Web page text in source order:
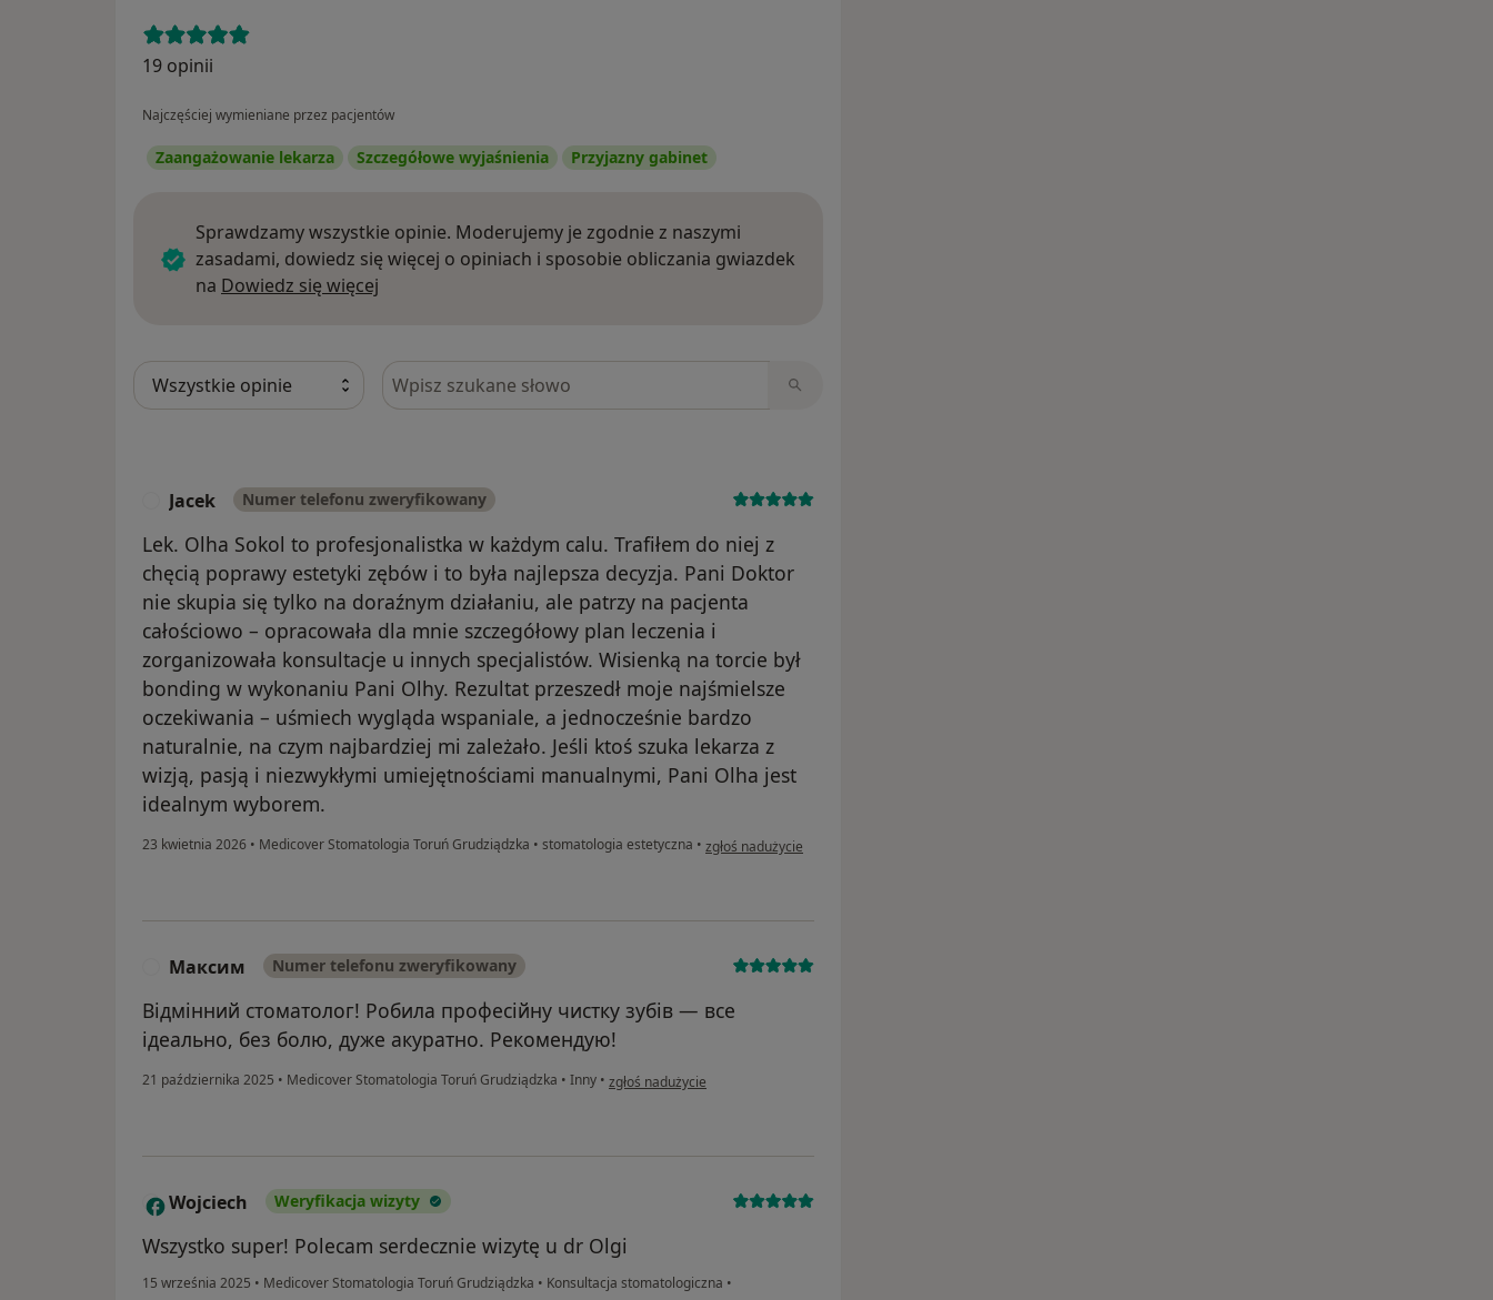
19 opinii
Najczęściej wymieniane przez pacjentów
Zaangażowanie lekarza Szczegółowe wyjaśnienia Przyjazny gabinet
Sprawdzamy wszystkie opinie. Moderujemy je zgodnie z naszymi
zasadami, dowiedz się więcej o opiniach i sposobie obliczania gwiazdek
na Dowiedz się więcej
Szukaj w opiniach
Jacek Numer telefonu zweryfikowany
Lek. Olha Sokol to profesjonalistka w każdym calu. Trafiłem do niej z
chęcią poprawy estetyki zębów i to była najlepsza decyzja. Pani Doktor
nie skupia się tylko na doraźnym działaniu, ale patrzy na pacjenta
całościowo – opracowała dla mnie szczegółowy plan leczenia i
zorganizowała konsultacje u innych specjalistów. Wisienką na torcie był
bonding w wykonaniu Pani Olhy. Rezultat przeszedł moje najśmielsze
oczekiwania – uśmiech wygląda wspaniale, a jednocześnie bardzo
naturalnie, na czym najbardziej mi zależało. Jeśli ktoś szuka lekarza z
wizją, pasją i niezwykłymi umiejętnościami manualnymi, Pani Olha jest
idealnym wyborem.
23 kwietnia 2026 • Medicover Stomatologia Toruń Grudziądzka • stomatologia estetyczna • w opinii użytkownika Jacek
zgłoś nadużycie
Максим Numer telefonu zweryfikowany
Відмінний стоматолог! Робила професійну чистку зубів — все
ідеально, без болю, дуже акуратно. Рекомендую!
21 października 2025 • Medicover Stomatologia Toruń Grudziądzka • Inny • w opinii użytkownika Максим
zgłoś nadużycie
W Wojciech Weryfikacja wizyty
Wszystko super! Polecam serdecznie wizytę u dr Olgi
15 września 2025 • Medicover Stomatologia Toruń Grudziądzka • Konsultacja stomatologiczna •